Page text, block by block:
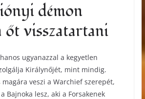
démon
őt visszatartani
ugyanazzal a kegyetlen
Királynőjét, mint mindig.
magára veszi a Warchief szerepét,
Bajnoka lesz, aki a Forsakenek